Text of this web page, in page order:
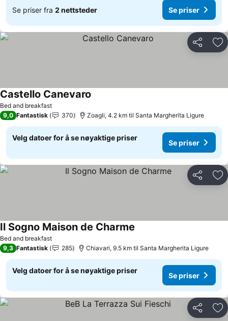
Se priser fra 2 nettsteder Se priser
Del
Bed and breakfast
Castello Canevaro
9,0 Fantastisk 370 Zoagli, 4.2 km til Santa Margherita Ligure
Velg datoer for å se nøyaktige priser
Se priser
Del
Bed and breakfast
Il Sogno Maison de Charme
9,3 Fantastisk 285 Chiavari, 9.5 km til Santa Margherita Ligure
Velg datoer for å se nøyaktige priser
Se priser
Del